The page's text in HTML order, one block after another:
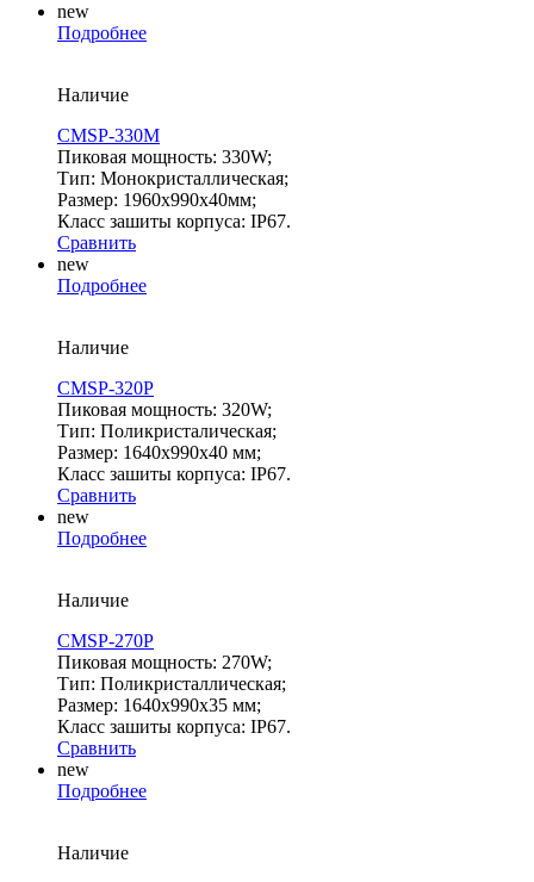
new
Подробнее
Наличие
CMSP-330M
Пиковая мощность: 330W;
Тип: Монокристаллическая;
Размер: 1960х990х40мм;
Класс зашиты корпуса: IP67.
Сравнить
new
Подробнее
Наличие
CMSP-320P
Пиковая мощность: 320W;
Тип: Поликристалическая;
Размер: 1640х990х40 мм;
Класс зашиты корпуса: IP67.
Сравнить
new
Подробнее
Наличие
CMSP-270P
Пиковая мощность: 270W;
Тип: Поликристаллическая;
Размер: 1640х990х35 мм;
Класс зашиты корпуса: IP67.
Сравнить
new
Подробнее
Наличие